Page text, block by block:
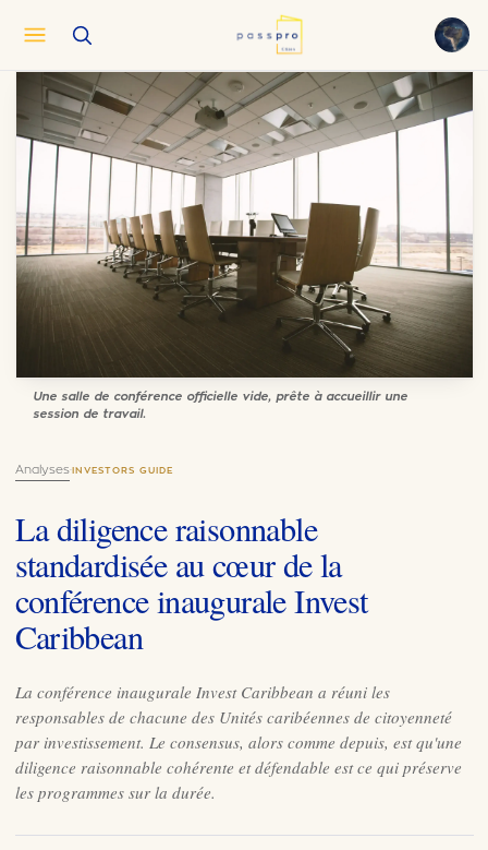
English
AR العربية
ZH 中文
TR Türkçe
Analyses· INVESTORS GUIDE
La diligence raisonnable
standardisée au cœur de la
conférence inaugurale Invest
Caribbean
La conférence inaugurale Invest Caribbean a réuni les
responsables de chacune des Unités caribéennes de citoyenneté
par investissement. Le consensus, alors comme depuis, est qu'une
diligence raisonnable cohérente et défendable est ce qui préserve
les programmes sur la durée.
Une salle de conférence officielle vide, prête à accueillir une
session de travail.